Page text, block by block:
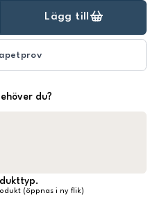
Lägg till
du?
(öppnas i ny flik)